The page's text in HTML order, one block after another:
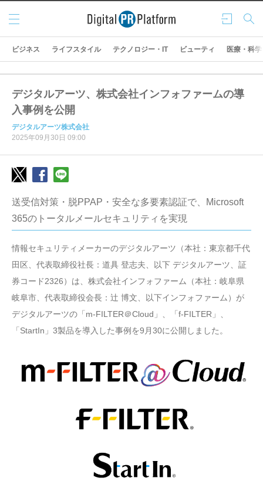
ログ
イン
検索
メニ
ュー
ビジネス ライフスタイル テクノロジー・IT ビューティ 医療・科学
デジタルアーツ、株式会社インフォファームの導
入事例を公開
デジタルアーツ株式会社
2025年09月30日 09:00
送受信対策・脱PPAP・安全な多要素認証で、Microsoft
365のトータルメールセキュリティを実現
情報セキュリティメーカーのデジタルアーツ（本社：東京都千代
田区、代表取締役社長：道具 登志夫、以下 デジタルアーツ、証
券コード2326）は、株式会社インフォファーム（本社：岐阜県
岐阜市、代表取締役会長：辻 博文、以下インフォファーム）が
デジタルアーツの「m-FILTER＠Cloud」、「f-FILTER」、
「StartIn」3製品を導入した事例を9月30に公開しました。